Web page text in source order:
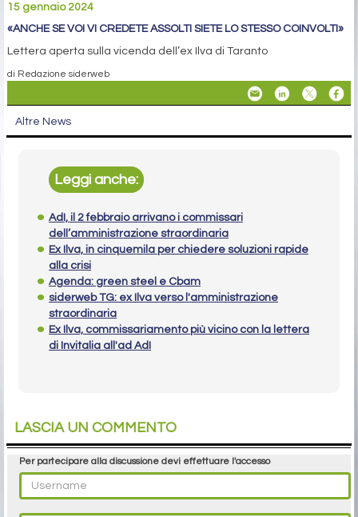
15 gennaio 2024
«ANCHE SE VOI VI CREDETE ASSOLTI SIETE LO STESSO COINVOLTI»
Lettera aperta sulla vicenda dell’ex Ilva di Taranto
di Redazione siderweb
Altre News
Leggi anche:
AdI, il 2 febbraio arrivano i commissari
dell’amministrazione straordinaria
Ex Ilva, in cinquemila per chiedere soluzioni rapide
alla crisi
Agenda: green steel e Cbam
siderweb TG: ex Ilva verso l'amministrazione
straordinaria
Ex Ilva, commissariamento più vicino con la lettera
di Invitalia all'ad AdI
LASCIA UN COMMENTO
Per partecipare alla discussione devi effettuare l'accesso